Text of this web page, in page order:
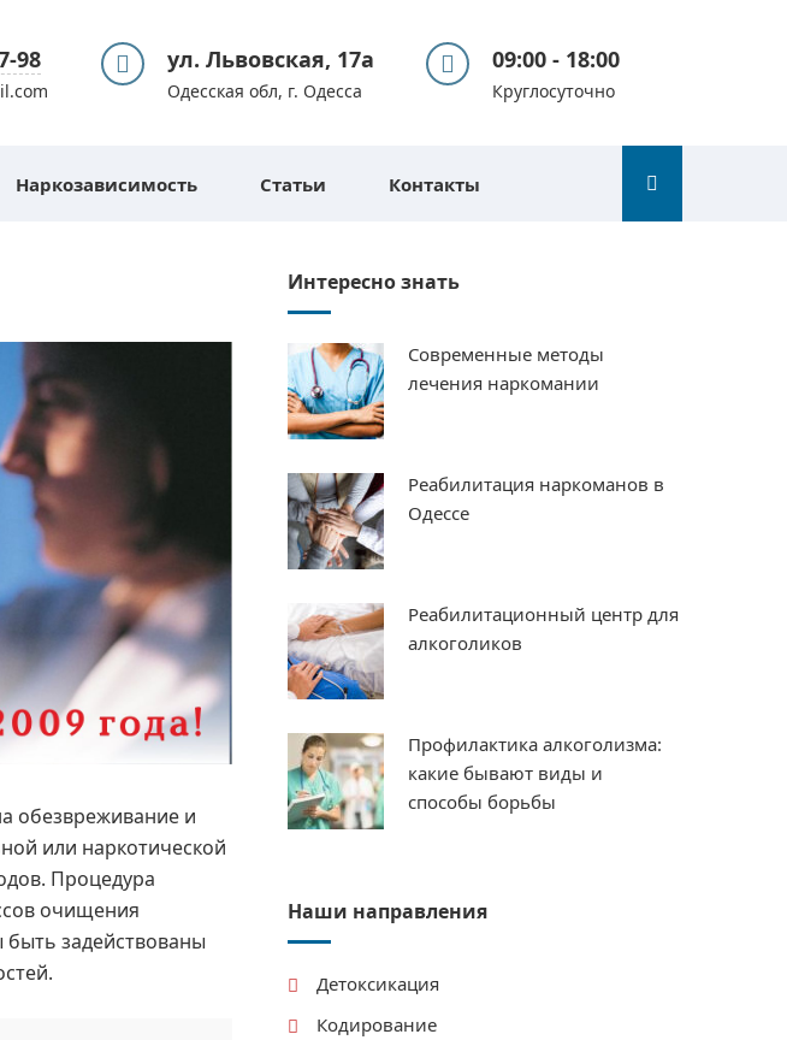
98 ул. Львовская, 17а
Одесская обл, г. Одесса
09:00 - 18:00
Круглосуточно
Наркозависимость Статьи Контакты
обезвреживание и
или наркотической
Процедура
очищения
задействованы
Интересно знать
Современные методы
лечения наркомании
Реабилитация наркоманов в
Одессе
Реабилитационный центр для
алкоголиков
Профилактика алкоголизма:
какие бывают виды и
способы борьбы
Наши направления
Детоксикация
Кодирование